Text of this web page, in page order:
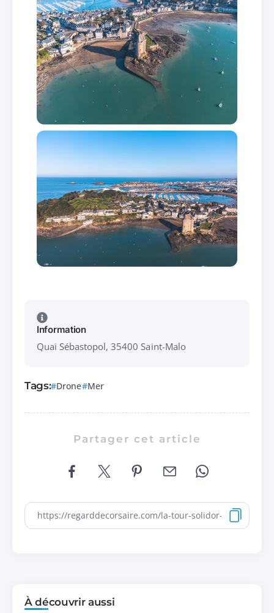
Information
Quai Sébastopol, 35400 Saint-Malo
Tags: Drone Mer
Partager cet article
À découvrir aussi